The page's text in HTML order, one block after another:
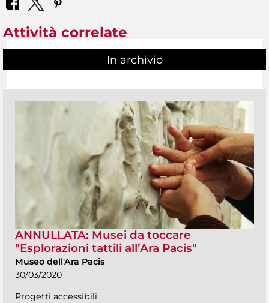
Attività correlate
In archivio
ANNULLATA: Musei da toccare
"Esplorazioni tattili all’Ara Pacis"
Museo dell'Ara Pacis
30/03/2020
Progetti accessibili